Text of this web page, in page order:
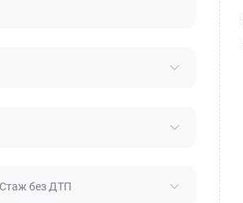
Стаж без ДТП